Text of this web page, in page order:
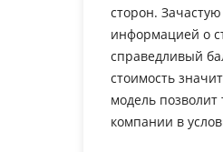
сторон.
информацией о
справедливый
стоимость
модель позволит
компании в